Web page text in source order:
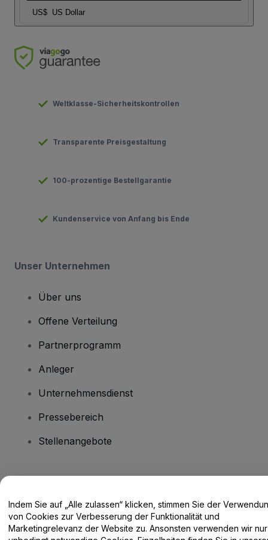
US$ US Dollar
Weltklasse-Sicherheitskontrollen
Transparente Preisgestaltung
100-prozentige Bestellgarantie
Kundenservice von Anfang bis Ende
Unser Unternehmen
Über uns
Offene Verteilung
Partnerprogramm
Anleger
Unternehmensdienst
Pressebereich
Stellenangebote
Hilfe-Center / Kontakt
Indem Sie auf „Alle zulassen“ klicken, stimmen Sie der
von Cookies zur Verbesserung der Funktionalität und
Marketingrelevanz der Website zu. Ansonsten verwenden wir nur